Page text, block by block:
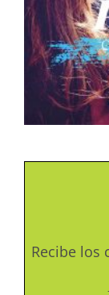
Recibe los